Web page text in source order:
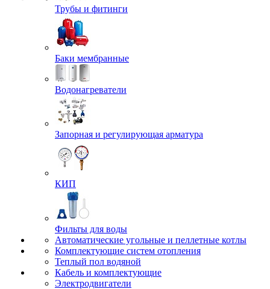
Трубы и фитинги
Баки мембранные
Водонагреватели
Запорная и регулирующая арматура
КИП
Фильты для воды
Автоматические угольные и пеллетные котлы
Комплектующие систем отопления
Теплый пол водяной
Кабель и комплектующие
Электродвигатели